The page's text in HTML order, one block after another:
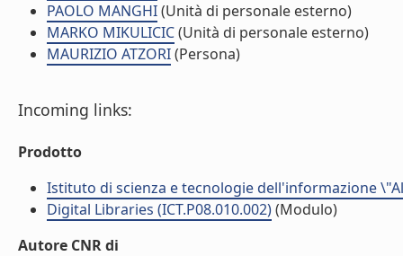
PAOLO MANGHI(Unità di personale esterno)
MARKO MIKULICIC(Unità di personale esterno)
MAURIZIO ATZORI(Persona)
Incoming links:
Prodotto
Istituto di scienza e tecnologie dell'informazione
Digital Libraries (ICT.P08.010.002)(Modulo)
Autore CNR di